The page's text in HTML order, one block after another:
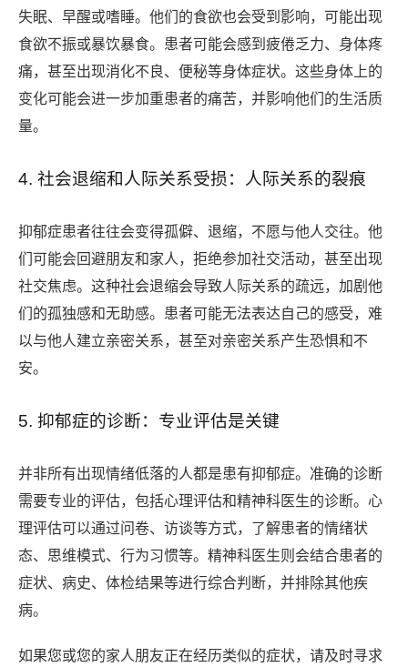
失眠、早醒或嗜睡。他们的食欲也会受到影响，可能出现
食欲不振或暴饮暴食。患者可能会感到疲倦乏力、身体疼
痛，甚至出现消化不良、便秘等身体症状。这些身体上的
变化可能会进一步加重患者的痛苦，并影响他们的生活质
量。
4. 社会退缩和人际关系受损：人际关系的裂痕
抑郁症患者往往会变得孤僻、退缩，不愿与他人交往。他
们可能会回避朋友和家人，拒绝参加社交活动，甚至出现
社交焦虑。这种社会退缩会导致人际关系的疏远，加剧他
们的孤独感和无助感。患者可能无法表达自己的感受，难
以与他人建立亲密关系，甚至对亲密关系产生恐惧和不
安。
5. 抑郁症的诊断：专业评估是关键
并非所有出现情绪低落的人都是患有抑郁症。准确的诊断
需要专业的评估，包括心理评估和精神科医生的诊断。心
理评估可以通过问卷、访谈等方式，了解患者的情绪状
态、思维模式、行为习惯等。精神科医生则会结合患者的
症状、病史、体检结果等进行综合判断，并排除其他疾
病。
如果您或您的家人朋友正在经历类似的症状，请及时寻求